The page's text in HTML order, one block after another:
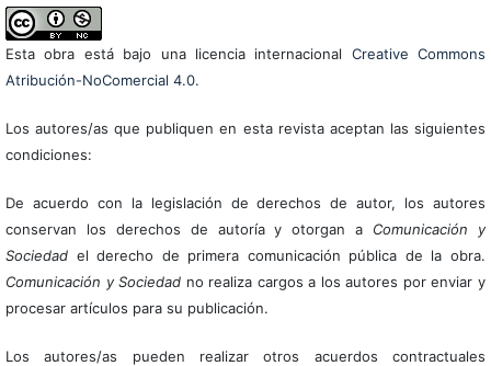
Esta obra está bajo una licencia internacional Creative Commons
Atribución-NoComercial 4.0.
Los autores/as que publiquen en esta revista aceptan las siguientes
condiciones:
De acuerdo con la legislación de derechos de autor, los autores
conservan los derechos de autoría y otorgan a Comunicación y
Sociedadel derecho de primera comunicación pública de la obra.
Comunicación y Sociedad no realiza cargos a los autores por enviar y
procesar artículos para su publicación.
Los autores/as pueden realizar otros acuerdos contractuales